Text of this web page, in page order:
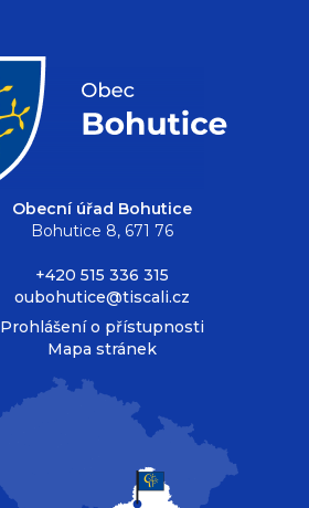
Obecní úřad Bohutice
Bohutice 8, 671 76
+420 515 336 315
oubohutice@tiscali.cz
Prohlášení o přístupnosti
Mapa stránek